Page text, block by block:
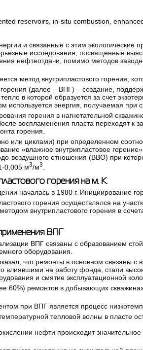
reservoirs, in-situ combustion
и связанные с этим
исследования, посвященные
нефтеотдачи, помимо методов
метод внутрипластового горения,
горения (далее – ВПГ) – создание,
в которой образуется за счет
используется энергия, получаемая
горения в нагнетательной
воспламенения пласта переходят к
горения.
или циклами) при определенном
«влажное внутрипластовое
воздушного отношения (ВВО) при
0,005 м3/м3
горения на м. К
началась в 1980 г. Инициирование
горения осуществлялся на
внутрипластового горения в
ВПГ
ВПГ связаны с образованием
оборудования.
что ремонты в основном связаны с
влиявшими на работу фонда, стали
и смятие эксплуатационной
60%) ремонтов в добывающих
при ВПГ является процесс
тепловой волны в пласте
нефти происходит